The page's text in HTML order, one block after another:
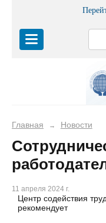
Главная → Новости
11 апреля 2024 г.
Центр содействия
рекомендует